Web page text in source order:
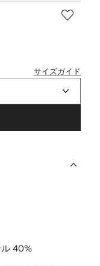
サイズガイド
ル 40%